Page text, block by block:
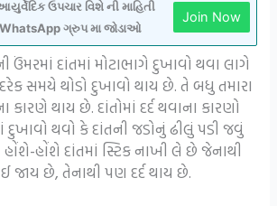
ઉપચાર વિશે ની માહિતી
WhatsApp ગ્રુપ મા જોડાઓ
Join Now
ઉંમરમાં દાંતમાં મોટાભાગે દુખાવો થવા લાગે
સમયે થોડો દુખાવો થાય છે. તે બધુ તમારા
થાય છે. દાંતોમાં દર્દ થવાના કારણો
દુખાવો થવો કે દાંતની જડોનું ઢીલું પડી જવું
હોંશે દાંતમાં સ્ટિક નાખી લે છે જેનાથી
જાય છે, તેનાથી પણ દર્દ થાય છે.